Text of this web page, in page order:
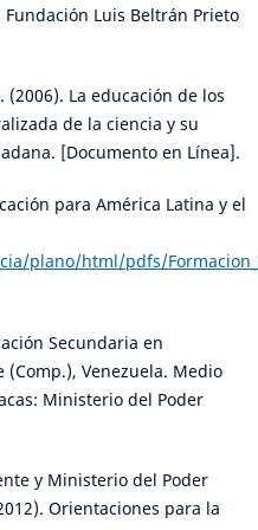
Fundación Luis Beltrán Prieto
La educación de los
de la ciencia y su
[Documento en Línea].
para América Latina y el
plano/html/pdfs/
Secundaria en
(Comp.), Venezuela. Medio
Ministerio del Poder
y Ministerio del Poder
Orientaciones para la